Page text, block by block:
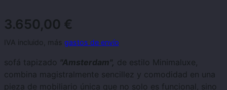
3.650,00 €
IVA incluido, más gastos de envío
sofá tapizado "Amsterdam", de estilo Minimaluxe,
combina magistralmente sencillez y comodidad en una
pieza de mobiliario única que no solo es funcional, sino